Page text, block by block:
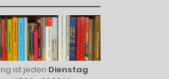
ist jeden Dienstag